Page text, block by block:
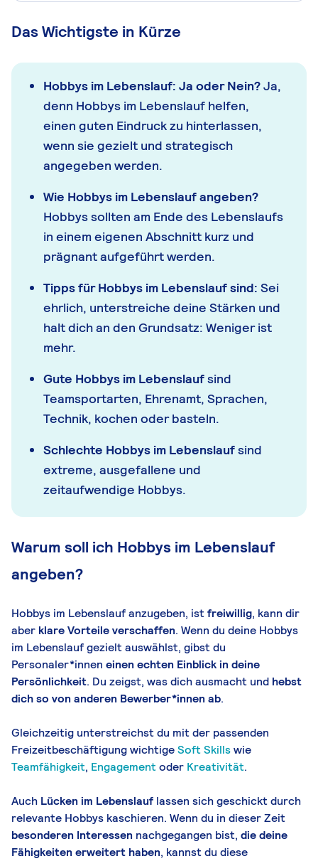
Das Wichtigste in Kürze
Hobbys im Lebenslauf: Ja oder Nein?Ja,
denn Hobbys im Lebenslauf helfen,
einen guten Eindruck zu hinterlassen,
wenn sie gezielt und strategisch
angegeben werden.
Wie Hobbys im Lebenslauf angeben?
Hobbys sollten am Ende des Lebenslaufs
in einem eigenen Abschnitt kurz und
prägnant aufgeführt werden.
Tipps für Hobbys im Lebenslauf sind: Sei
ehrlich, unterstreiche deine Stärken und
halt dich an den Grundsatz: Weniger ist
mehr.
Gute Hobbys im Lebenslaufsind
Teamsportarten, Ehrenamt, Sprachen,
Technik, kochen oder basteln.
Schlechte Hobbys im Lebenslaufsind
extreme, ausgefallene und
zeitaufwendige Hobbys.
Warum soll ich Hobbys im Lebenslauf
angeben?
Hobbys im Lebenslauf anzugeben, istfreiwillig, kann dir
aber klare Vorteile verschaffen. Wenn du deine Hobbys
im Lebenslauf gezielt auswählst, gibst du
Personaler*innen einen echten Einblick in deine
Persönlichkeit. Du zeigst, was dich ausmacht und hebst
dich so von anderen Bewerber*innen ab.
Gleichzeitig unterstreichst du mit der passenden
Freizeitbeschäftigung wichtigeSoft Skillswie
Teamfähigkeit, Engagementoder Kreativität.
Auch Lücken im Lebenslauf lassen sich geschickt durch
relevante Hobbys kaschieren. Wenn du in dieser Zeit
besonderen Interessen nachgegangen bist, die deine
Fähigkeiten erweitert haben, kannst du diese